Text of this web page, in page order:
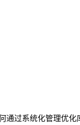
通过系统化管理优